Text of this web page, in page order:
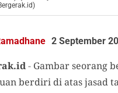
2 September
- Gambar seorang
berdiri di atas jasad